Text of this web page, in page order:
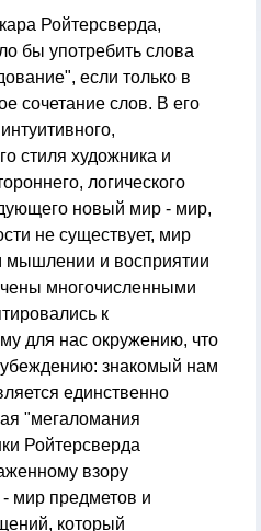
Ройтерсверда,
бы употребить слова
если только в
сочетание слов. В его
стиля художника и
логического
новый мир - мир,
не существует, мир
и восприятии
многочисленными
к
для нас окружению, что
знакомый нам
единственно
"мегаломания
Ройтерсверда
взору
мир предметов и
который